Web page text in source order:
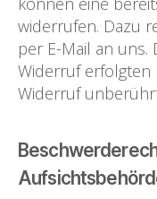
widerrufen. Dazu
per E-Mail an uns.
Widerruf erfolgten
Widerruf